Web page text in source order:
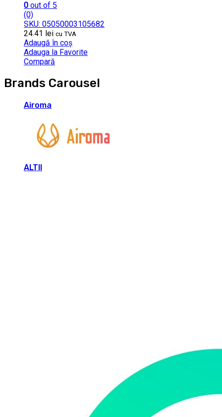
0 out of 5
(0)
SKU: 05050003105682
24.41 lei cu TVA
Adaugă în coș
Adauga la Favorite
Compară
Brands Carousel
Airoma
ALTII